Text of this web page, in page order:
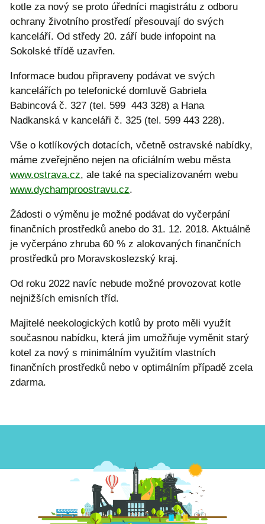
kotle za nový se proto úředníci magistrátu z odboru
ochrany životního prostředí přesouvají do svých
kanceláří. Od středy 20. září bude infopoint na
Sokolské třídě uzavřen.
Informace budou připraveny podávat ve svých
kancelářích po telefonické domluvě Gabriela
Babincová č. 327 (tel. 599 443 328) a Hana
Nadkanská v kanceláři č. 325 (tel. 599 443 228).
Vše o kotlíkových dotacích, včetně ostravské nabídky,
máme zveřejněno nejen na oficiálním webu města
www.ostrava.cz, ale také na specializovaném webu
www.dychamproostravu.cz.
Žádosti o výměnu je možné podávat do vyčerpání
finančních prostředků anebo do 31. 12. 2018. Aktuálně
je vyčerpáno zhruba 60 % z alokovaných finančních
prostředků pro Moravskoslezský kraj.
Od roku 2022 navíc nebude možné provozovat kotle
nejnižších emisních tříd.
Majitelé neekologických kotlů by proto měli využít
současnou nabídku, která jim umožňuje vyměnit starý
kotel za nový s minimálním využitím vlastních
finančních prostředků nebo v optimálním případě zcela
zdarma.